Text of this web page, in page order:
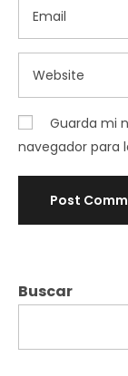
Buscar
Guarda mi
navegador para